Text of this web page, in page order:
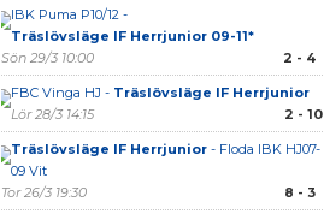
IBK Puma P10/12 -
Träslövsläge IF Herrjunior 09-11*
Sön 29/3 10:00
2 - 4
FBC Vinga HJ - Träslövsläge IF Herrjunior
Lör 28/3 14:15
2 - 10
Träslövsläge IF Herrjunior- Floda IBK HJ07-
09 Vit
Tor 26/3 19:30
8 - 3